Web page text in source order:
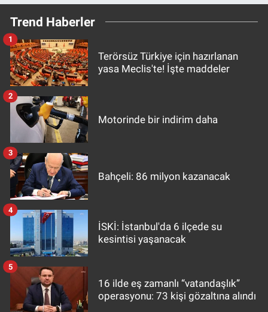
Trend Haberler
Terörsüz Türkiye için hazırlanan
yasa Meclis'te! İşte maddeler
1
Motorinde bir indirim daha
2
Bahçeli: 86 milyon kazanacak
3
İSKİ: İstanbul'da 6 ilçede su
kesintisi yaşanacak
4
16 ilde eş zamanlı “vatandaşlık”
operasyonu: 73 kişi gözaltına alındı
5